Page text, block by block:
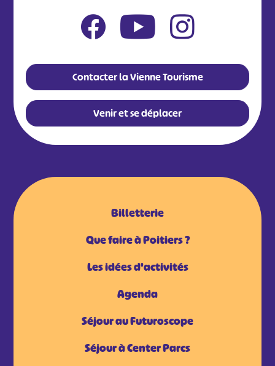
Contacter la Vienne Tourisme
Venir et se déplacer
Billetterie
Que faire à Poitiers ?
Les idées d'activités
Agenda
Séjour au Futuroscope
Séjour à Center Parcs